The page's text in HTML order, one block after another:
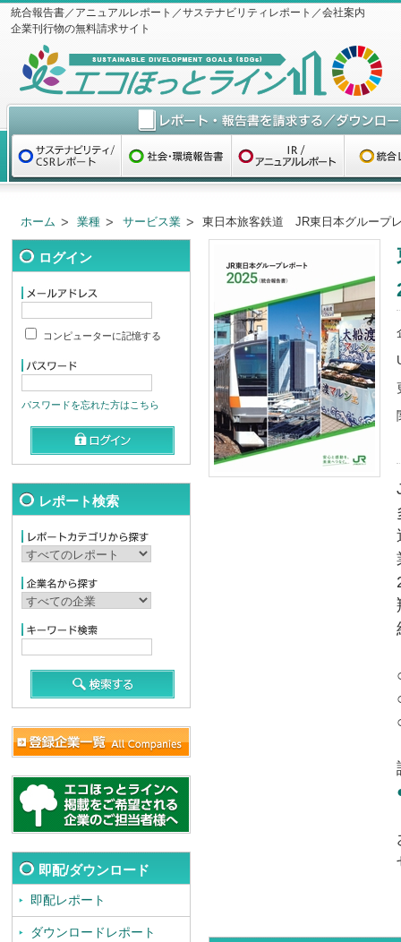
統合報告書／アニュアルレポート／サステナビリティレポート／会社案内
企業刊行物の無料請求サイト
ホーム 業種 サービス業 東日本旅客鉄道 JR東日本グループ
ログイン
コンピューターに記憶する
パスワードを忘れた方はこちら
レポート検索
即配/ダウンロード
即配レポート
ダウンロードレポート